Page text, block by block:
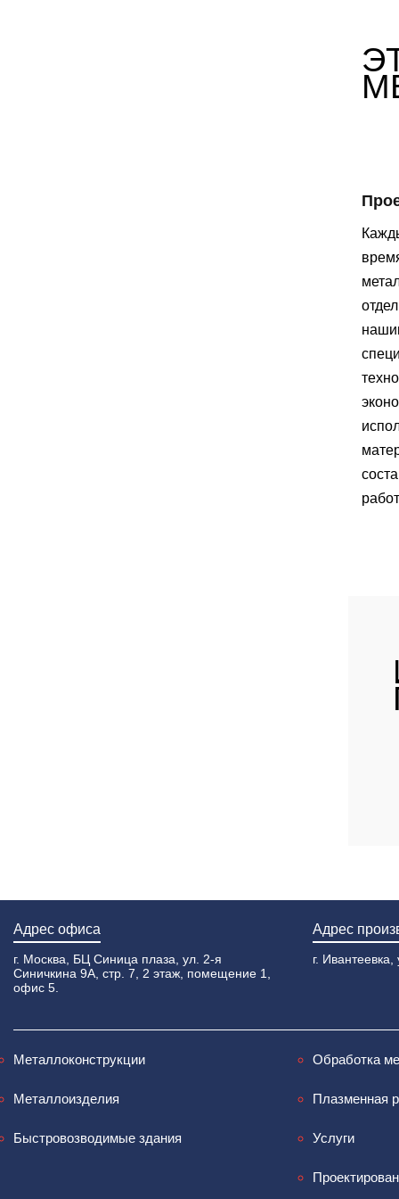
Адрес офиса
г. Москва, БЦ Синица плаза, ул. 2-я
Синичкина 9А, стр. 7, 2 этаж, помещение 1,
офис 5.
Адрес
г.
Металлоконструкции
Металлоизделия
Быстровозводимые здания
Обработка
Плазменная
Услуги